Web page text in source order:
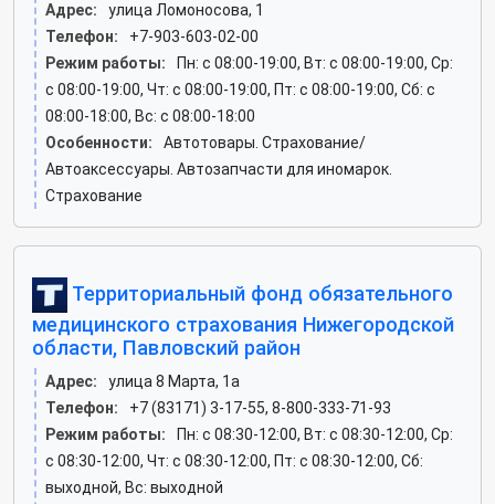
Адрес:
улица Ломоносова, 1
Телефон:
+7-903-603-02-00
Режим работы:
Пн: c 08:00-19:00, Вт: c 08:00-19:00, Ср:
c 08:00-19:00, Чт: c 08:00-19:00, Пт: c 08:00-19:00, Сб: c
08:00-18:00, Вс: c 08:00-18:00
Особенности:
Автотовары. Страхование/
Автоаксессуары. Автозапчасти для иномарок.
Страхование
Территориальный фонд обязательного
медицинского страхования Нижегородской
области, Павловский район
Адрес:
улица 8 Марта, 1а
Телефон:
+7 (83171) 3-17-55, 8-800-333-71-93
Режим работы:
Пн: c 08:30-12:00, Вт: c 08:30-12:00, Ср:
c 08:30-12:00, Чт: c 08:30-12:00, Пт: c 08:30-12:00, Сб:
выходной, Вс: выходной